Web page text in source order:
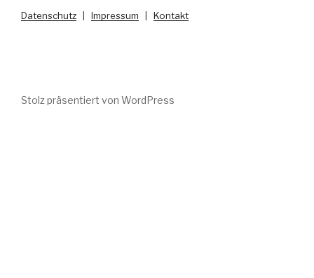
Datenschutz Impressum Kontakt
Stolz präsentiert von WordPress